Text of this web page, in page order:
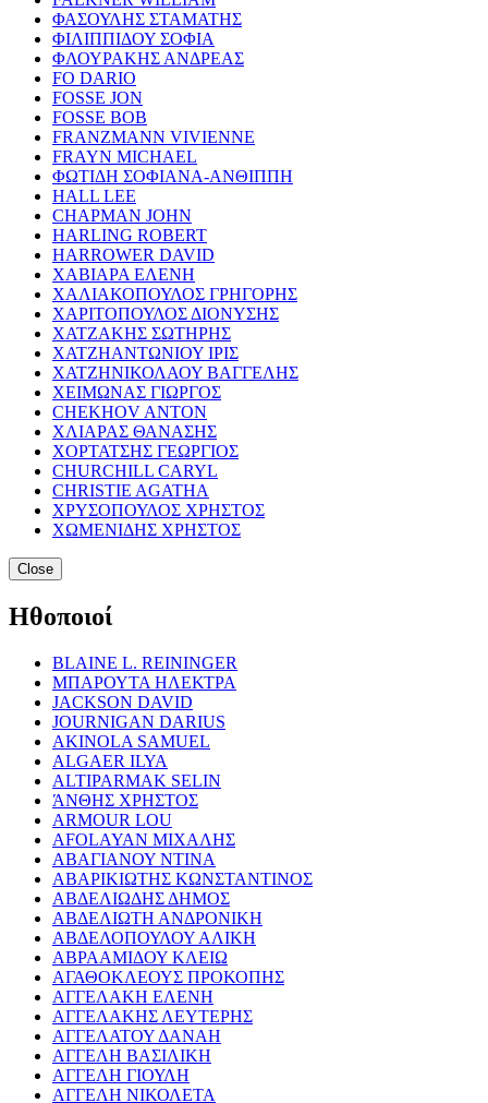
ΦΑΣΟΥΛΗΣ ΣΤΑΜΑΤΗΣ
ΦΙΛΙΠΠΙΔΟΥ ΣΟΦΙΑ
ΦΛΟΥΡΑΚΗΣ ΑΝΔΡΕΑΣ
FO DARIO
FOSSE JON
FOSSE BOB
FRANZMANN VIVIENNE
FRAYN MICHAEL
ΦΩΤΙΔΗ ΣΟΦΙΑΝΑ-ΑΝΘΙΠΠΗ
HALL LEE
CHAPMAN JOHN
HARLING ROBERT
HARROWER DAVID
ΧΑΒΙΑΡΑ ΕΛΕΝΗ
ΧΑΛΙΑΚΟΠΟΥΛΟΣ ΓΡΗΓΟΡΗΣ
ΧΑΡΙΤΟΠΟΥΛΟΣ ΔΙΟΝΥΣΗΣ
ΧΑΤΖΑΚΗΣ ΣΩΤΗΡΗΣ
ΧΑΤΖΗΑΝΤΩΝΙΟΥ ΙΡΙΣ
ΧΑΤΖΗΝΙΚΟΛΑΟΥ ΒΑΓΓΕΛΗΣ
ΧΕΙΜΩΝΑΣ ΓΙΩΡΓΟΣ
CHEKHOV ANTON
ΧΛΙΑΡΑΣ ΘΑΝΑΣΗΣ
ΧΟΡΤΑΤΣΗΣ ΓΕΩΡΓΙΟΣ
CHURCHILL CARYL
CHRISTIE AGATHA
ΧΡΥΣΟΠΟΥΛΟΣ ΧΡΗΣΤΟΣ
ΧΩΜΕΝΙΔΗΣ ΧΡΗΣΤΟΣ
Close
Ηθοποιοί
BLAINE L. REININGER
ΜΠΑΡΟΥΤΑ ΗΛΕΚΤΡΑ
JACKSON DAVID
JOURNIGAN DARIUS
AKINOLA SAMUEL
ALGAER ILYA
ALTIPARMAK SELIN
ΆΝΘΗΣ ΧΡΗΣΤΟΣ
ARMOUR LOU
AFOLAYAN ΜΙΧΑΛΗΣ
ΑΒΑΓΙΑΝΟΥ ΝΤΙΝΑ
ΑΒΑΡΙΚΙΩΤΗΣ ΚΩΝΣΤΑΝΤΙΝΟΣ
ΑΒΔΕΛΙΩΔΗΣ ΔΗΜΟΣ
ΑΒΔΕΛΙΩΤΗ ΑΝΔΡΟΝΙΚΗ
ΑΒΔΕΛΟΠΟΥΛΟΥ ΑΛΙΚΗ
ΑΒΡΑΑΜΙΔΟΥ ΚΛΕΙΩ
ΑΓΑΘΟΚΛΕΟΥΣ ΠΡΟΚΟΠΗΣ
ΑΓΓΕΛΑΚΗ ΕΛΕΝΗ
ΑΓΓΕΛΑΚΗΣ ΛΕΥΤΕΡΗΣ
ΑΓΓΕΛΑΤΟΥ ΔΑΝΑΗ
ΑΓΓΕΛΗ ΒΑΣΙΛΙΚΗ
ΑΓΓΕΛΗ ΓΙΟΥΛΗ
ΑΓΓΕΛΗ ΝΙΚΟΛΕΤΑ